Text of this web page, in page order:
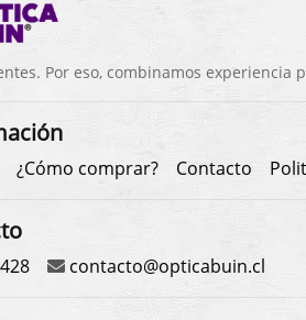
Por eso, combinamos experiencia
¿Cómo comprar? Contacto
contacto@opticabuin.cl